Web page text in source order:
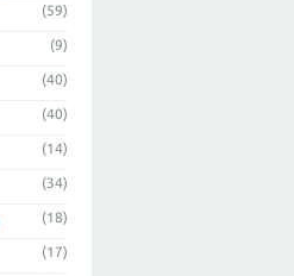
(59)
(9)
(40)
(40)
(14)
(34)
(18)
(17)